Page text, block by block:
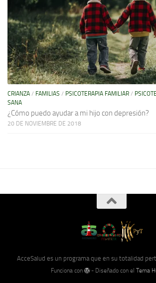
CRIANZA / FAMILIAS / PSICOTERAPIA FAMILIAR /
SANA
¿Cómo puedo ayudar a mi hijo con depresión?
20 DE NOVIEMBRE DE 2018
AcceSalud es un programa que en su totalidad
Funciona con - Diseñado con elTema